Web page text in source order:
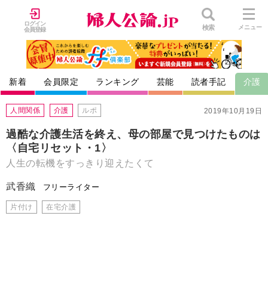
ログイン
会員登録
検索 メニュー
新着 会員限定 ランキング 芸能 読者手記 介護
2019年10月19日
人間関係 介護 ルポ
過酷な介護生活を終え、母の部屋で見つけたものは
〈自宅リセット・1〉
人生の転機をすっきり迎えたくて
武香織 フリーライター
片付け 在宅介護